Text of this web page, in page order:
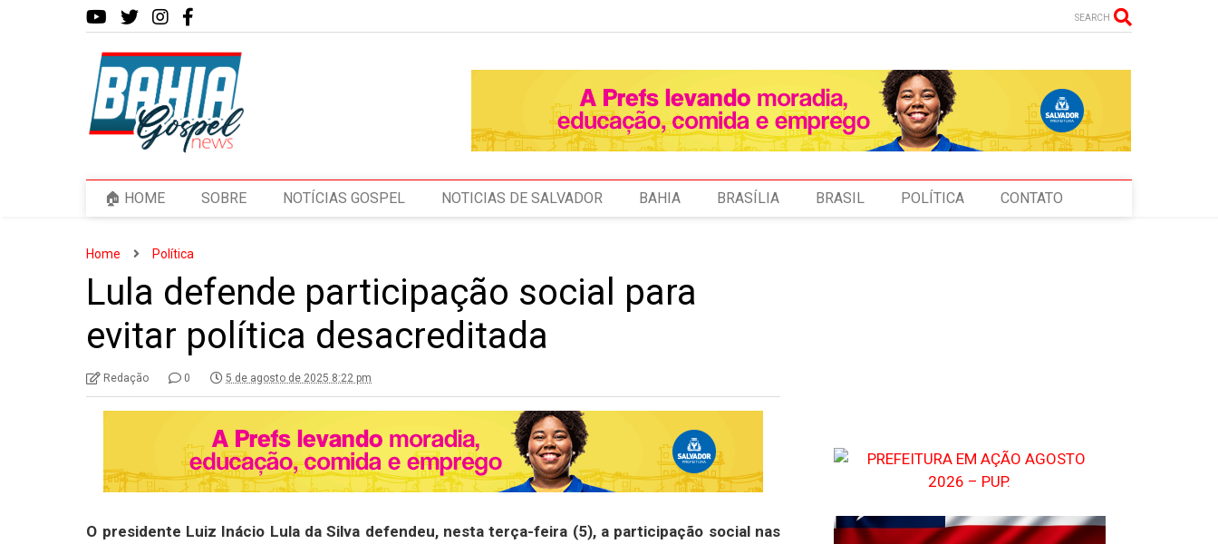
SEARCH
🏠 HOME SOBRE NOTÍCIAS GOSPEL NOTICIAS DE SALVADOR BAHIA BRASÍLIA BRASIL POLÍTICA CONTATO
Home Política
Lula defende participação social para
evitar política desacreditada
Redação 0 5 de agosto de 2025 8:22 pm
O presidente Luiz Inácio Lula da Silva defendeu, nesta terça-feira (5), a participação social nas